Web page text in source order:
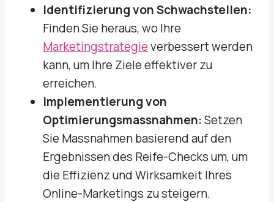
Identifizierung von Schwachstellen:
Finden Sie heraus, wo Ihre
Marketingstrategieverbessert werden
kann, um Ihre Ziele effektiver zu
erreichen.
Implementierung von
Optimierungsmassnahmen:Setzen
Sie Massnahmen basierend auf den
Ergebnissen des Reife-Checks um, um
die Effizienz und Wirksamkeit Ihres
Online-Marketings zu steigern.